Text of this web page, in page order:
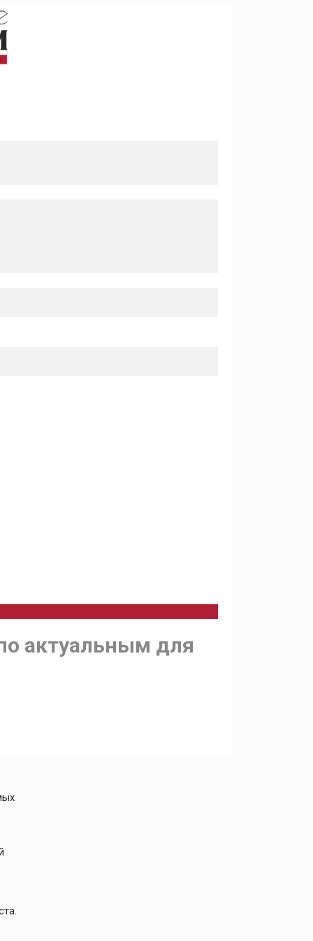
актуальным для